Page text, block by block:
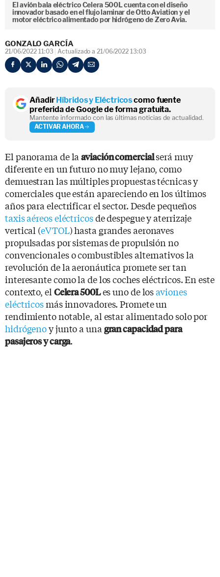
El avión bala eléctrico Celera 500L cuenta con el diseño
innovador basado en el flujo laminar de Otto Aviation y el
motor eléctrico alimentado por hidrógeno de Zero Avia.
GONZALO GARCÍA
21/06/2022 11:03 Actualizado a 21/06/2022 13:03
AñadirHíbridos y Eléctricoscomo fuente
preferida de Google de forma gratuita.
Mantente informado con las últimas noticias de actualidad.
ACTIVAR AHORA
El panorama de laaviación comercialserá muy
diferente en un futuro no muy lejano, como
demuestran las múltiples propuestas técnicas y
comerciales que están apareciendo en los últimos
años para electrificar el sector. Desde pequeños
taxis aéreos eléctricosde despegue y aterrizaje
vertical (eVTOL) hasta grandes aeronaves
propulsadas por sistemas de propulsión no
convencionales o combustibles alternativos la
revolución de la aeronáutica promete ser tan
interesante como la de los coches eléctricos. En este
contexto, el Celera 500Les uno de losaviones
eléctricosmás innovadores. Promete un
rendimiento notable, al estar alimentado solo por
hidrógenoy junto a una gran capacidad para
pasajeros y carga.